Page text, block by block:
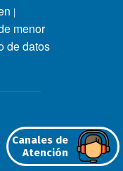
Canales de
Atención
|
menor
de datos